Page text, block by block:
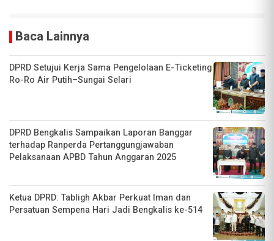
Baca Lainnya
DPRD Setujui Kerja Sama Pengelolaan E-Ticketing
Ro-Ro Air Putih–Sungai Selari
DPRD Bengkalis Sampaikan Laporan Banggar
terhadap Ranperda Pertanggungjawaban
Pelaksanaan APBD Tahun Anggaran 2025
Ketua DPRD: Tabligh Akbar Perkuat Iman dan
Persatuan Sempena Hari Jadi Bengkalis ke-514